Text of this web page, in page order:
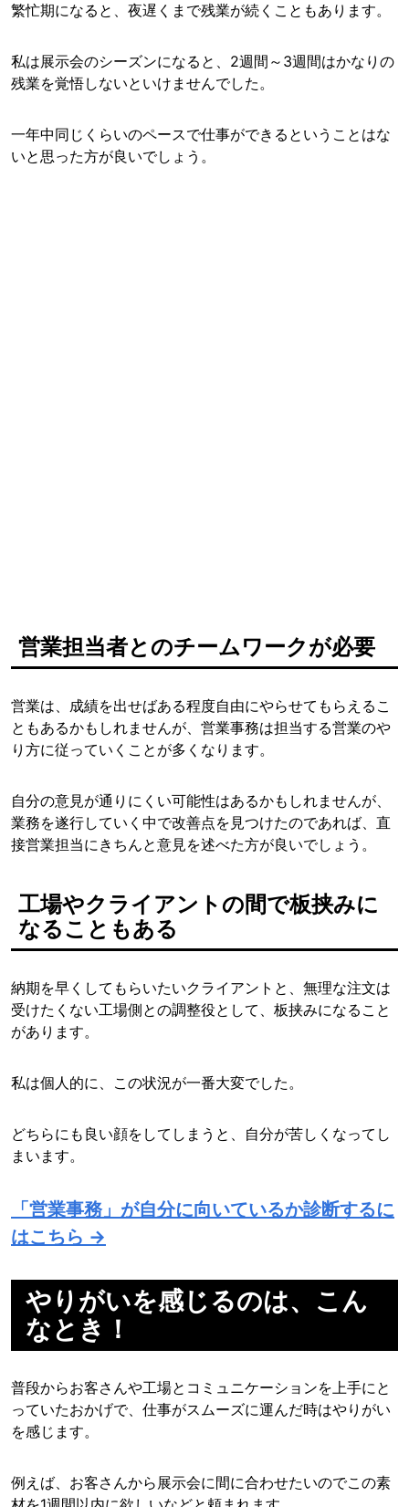
繁忙期になると、夜遅くまで残業が続くこともあります。
私は展示会のシーズンになると、2週間～3週間はかなりの
残業を覚悟しないといけませんでした。
一年中同じくらいのペースで仕事ができるということはな
いと思った方が良いでしょう。
営業担当者とのチームワークが必要
営業は、成績を出せばある程度自由にやらせてもらえるこ
ともあるかもしれませんが、営業事務は担当する営業のや
り方に従っていくことが多くなります。
自分の意見が通りにくい可能性はあるかもしれませんが、
業務を遂行していく中で改善点を見つけたのであれば、直
接営業担当にきちんと意見を述べた方が良いでしょう。
工場やクライアントの間で板挟みに
なることもある
納期を早くしてもらいたいクライアントと、無理な注文は
受けたくない工場側との調整役として、板挟みになること
があります。
私は個人的に、この状況が一番大変でした。
どちらにも良い顔をしてしまうと、自分が苦しくなってし
まいます。
「営業事務」が自分に向いているか診断するに
はこちら →
やりがいを感じるのは、こん
なとき！
普段からお客さんや工場とコミュニケーションを上手にと
っていたおかげで、仕事がスムーズに運んだ時はやりがい
を感じます。
例えば、お客さんから展示会に間に合わせたいのでこの素